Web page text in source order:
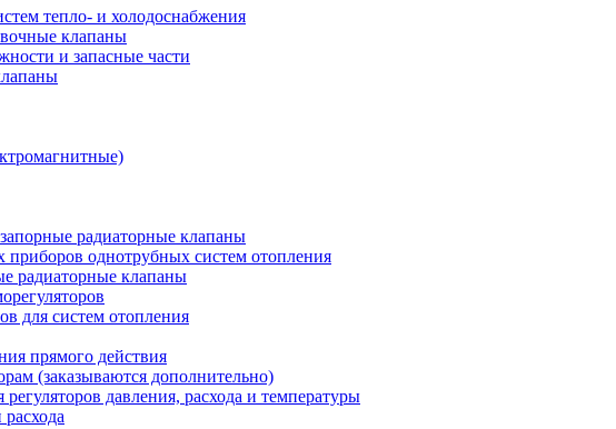
тепло- и холодоснабжения
клапаны
и запасные части
радиаторные клапаны
приборов однотрубных систем отопления
радиаторные клапаны
для систем отопления
прямого действия
(заказываются дополнительно)
давления, расхода и температуры